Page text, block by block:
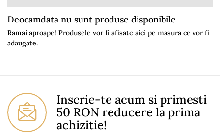
Deocamdata nu sunt produse disponibile
Ramai aproape! Produsele vor fi afisate aici pe masura ce vor fi
adaugate.
Inscrie-te acum si primesti
50 RON reducere la prima
achizitie!